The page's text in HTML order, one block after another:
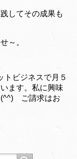
してその成果も
～。
トビジネスで月５
ます。私に興味
(^^) ご請求はお